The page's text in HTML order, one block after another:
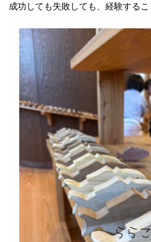
成功しても失敗しても、経験する